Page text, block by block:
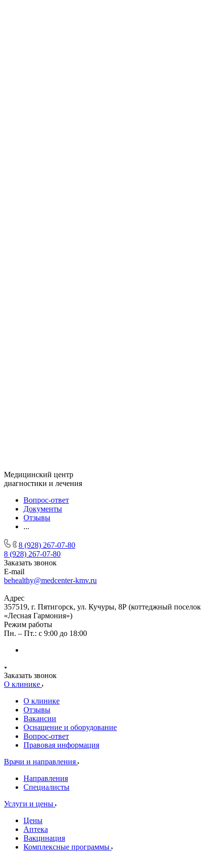
Медицинский центр
диагностики и лечения
Вопрос-ответ
Документы
Отзывы
...
8 (928) 267-07-80
8 (928) 267-07-80
Заказать звонок
E-mail
behealthy@medcenter-kmv.ru
Адрес
357519, г. Пятигорск, ул. Кучуры, 8Р (коттеджный поселок
«Лесная Гармония»)
Режим работы
Пн. – Пт.: с 9:00 до 18:00
Заказать звонок
О клинике
О клинике
Отзывы
Вакансии
Оснащение и оборудование
Вопрос-ответ
Правовая информация
Врачи и направления
Направления
Специалисты
Услуги и цены
Цены
Аптека
Вакцинация
Комплексные программы